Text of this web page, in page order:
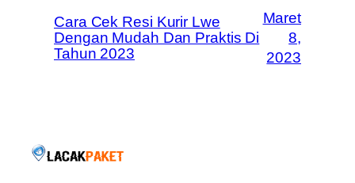
Cara Cek Resi Kurir Lwe
Dengan Mudah Dan Praktis Di
Tahun 2023
Maret
8,
2023